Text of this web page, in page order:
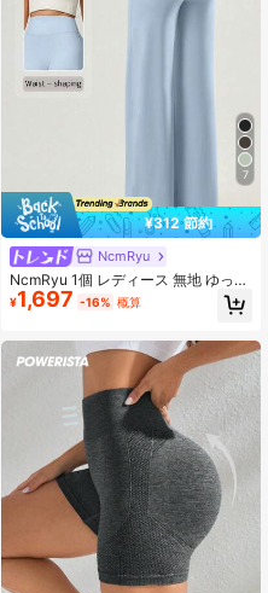
7
¥312 節約
NcmRyu
NcmRyu 1個 レディース 無地 ゆった
りシルエット ハイウエスト ワイドレ
ッグ スポーツパンツ
¥1,697 -16% 概算